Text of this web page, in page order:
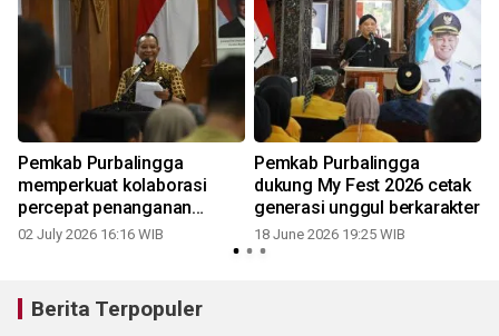
Pemkab Purbalingga
memperkuat kolaborasi
percepat penanganan
kemiskinan
02 July 2026 16:16 WIB
Pemkab Purbalingga
dukung My Fest 2026 cetak
generasi unggul berkarakter
18 June 2026 19:25 WIB
Berita Terpopuler